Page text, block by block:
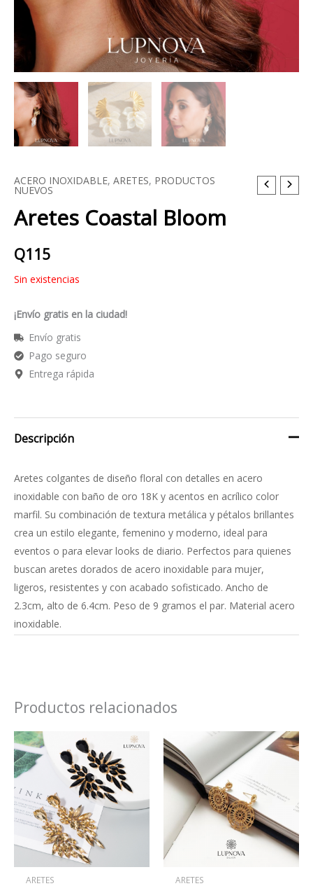
ACERO INOXIDABLE, ARETES, PRODUCTOS
NUEVOS
Aretes Coastal Bloom
Q115
Sin existencias
¡Envío gratis en la ciudad!
Envío gratis
Pago seguro
Entrega rápida
Descripción
Aretes colgantes de diseño floral con detalles en acero
inoxidable con baño de oro 18K y acentos en acrílico color
marfil. Su combinación de textura metálica y pétalos brillantes
crea un estilo elegante, femenino y moderno, ideal para
eventos o para elevar looks de diario. Perfectos para quienes
buscan aretes dorados de acero inoxidable para mujer,
ligeros, resistentes y con acabado sofisticado. Ancho de
2.3cm, alto de 6.4cm. Peso de 9 gramos el par. Material acero
inoxidable.
Productos relacionados
ARETES
Este
producto
múltiples
variantes.
opciones
se
ARETES